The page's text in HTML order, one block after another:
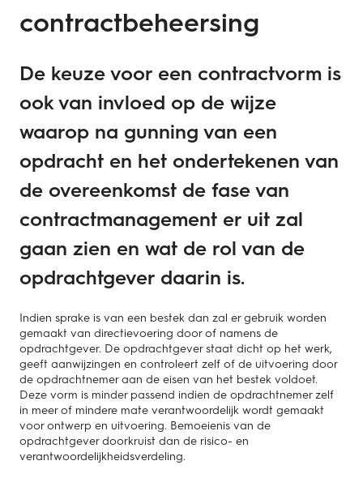
contractbeheersing
De keuze voor een contractvorm is
ook van invloed op de wijze
waarop na gunning van een
opdracht en het ondertekenen van
de overeenkomst de fase van
contractmanagement er uit zal
gaan zien en wat de rol van de
opdrachtgever daarin is.
Indien sprake is van een bestek dan zal er gebruik worden
gemaakt van directievoering door of namens de
opdrachtgever. De opdrachtgever staat dicht op het werk,
geeft aanwijzingen en controleert zelf of de uitvoering door
de opdrachtnemer aan de eisen van het bestek voldoet.
Deze vorm is minder passend indien de opdrachtnemer zelf
in meer of mindere mate verantwoordelijk wordt gemaakt
voor ontwerp en uitvoering. Bemoeienis van de
opdrachtgever doorkruist dan de risico- en
verantwoordelijkheidsverdeling.